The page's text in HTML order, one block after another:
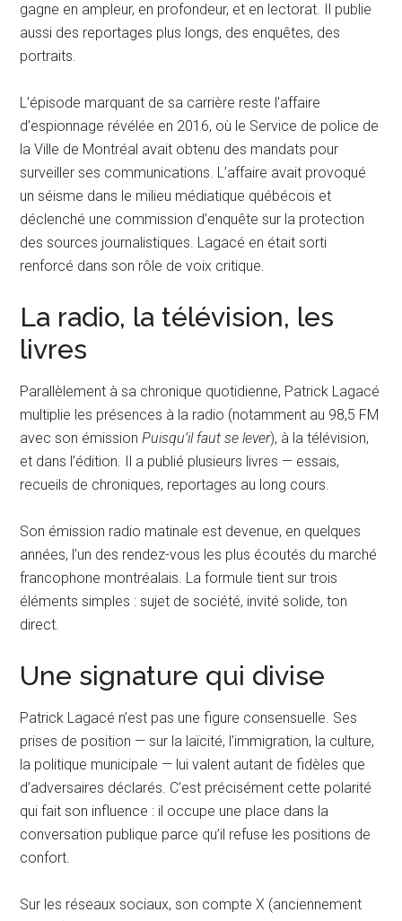
gagne en ampleur, en profondeur, et en lectorat. Il publie
aussi des reportages plus longs, des enquêtes, des
portraits.
L’épisode marquant de sa carrière reste l’affaire
d’espionnage révélée en 2016, où le Service de police de
la Ville de Montréal avait obtenu des mandats pour
surveiller ses communications. L’affaire avait provoqué
un séisme dans le milieu médiatique québécois et
déclenché une commission d’enquête sur la protection
des sources journalistiques. Lagacé en était sorti
renforcé dans son rôle de voix critique.
La radio, la télévision, les
livres
Parallèlement à sa chronique quotidienne, Patrick Lagacé
multiplie les présences à la radio (notamment au 98,5 FM
avec son émissionPuisqu’il faut se lever), à la télévision,
et dans l’édition. Il a publié plusieurs livres — essais,
recueils de chroniques, reportages au long cours.
Son émission radio matinale est devenue, en quelques
années, l’un des rendez-vous les plus écoutés du marché
francophone montréalais. La formule tient sur trois
éléments simples : sujet de société, invité solide, ton
direct.
Une signature qui divise
Patrick Lagacé n’est pas une figure consensuelle. Ses
prises de position — sur la laïcité, l’immigration, la culture,
la politique municipale — lui valent autant de fidèles que
d’adversaires déclarés. C’est précisément cette polarité
qui fait son influence : il occupe une place dans la
conversation publique parce qu’il refuse les positions de
confort.
Sur les réseaux sociaux, son compte X (anciennement